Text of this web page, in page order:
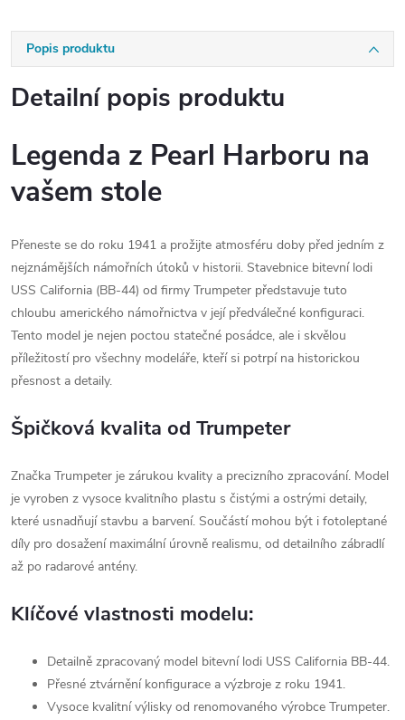
Popis produktu
Detailní popis produktu
Legenda z Pearl Harboru na
vašem stole
Přeneste se do roku 1941 a prožijte atmosféru doby před jedním z
nejznámějších námořních útoků v historii. Stavebnice bitevní lodi
USS California (BB-44) od firmy Trumpeter představuje tuto
chloubu amerického námořnictva v její předválečné konfiguraci.
Tento model je nejen poctou statečné posádce, ale i skvělou
příležitostí pro všechny modeláře, kteří si potrpí na historickou
přesnost a detaily.
Špičková kvalita od Trumpeter
Značka Trumpeter je zárukou kvality a precizního zpracování. Model
je vyroben z vysoce kvalitního plastu s čistými a ostrými detaily,
které usnadňují stavbu a barvení. Součástí mohou být i fotoleptané
díly pro dosažení maximální úrovně realismu, od detailního zábradlí
až po radarové antény.
Klíčové vlastnosti modelu:
Detailně zpracovaný model bitevní lodi USS California BB-44.
Přesné ztvárnění konfigurace a výzbroje z roku 1941.
Vysoce kvalitní výlisky od renomovaného výrobce Trumpeter.